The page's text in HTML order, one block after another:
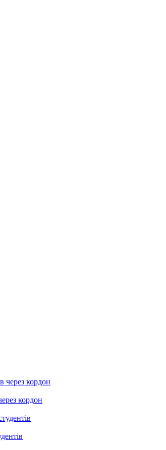
кордон